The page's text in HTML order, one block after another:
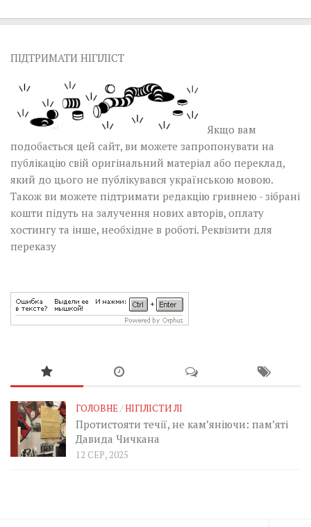
ПІДТРИМАТИ НІГІЛІСТ
Якщо вам
подобається цей сайт, ви можете запропонувати на
публікацію свій оригінальний матеріал або переклад,
який до цього не публікувався українською мовою.
Також ви можете підтримати редакцію гривнею - зібрані
кошти підуть на залучення нових авторів, оплату
хостингу та інше, необхідне в роботі. Реквізити для
переказу
ГОЛОВНЕ/НІГІЛІСТИ ЛІ
Протистояти течії, не кам’яніючи: пам’яті
Давида Чичкана
12 СЕР, 2025